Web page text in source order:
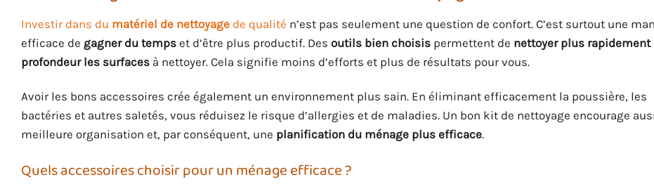
Investir dans du matériel de nettoyage de qualité n’est pas seulement une question de confort. C’est surtout une
efficace de gagner du temps et d’être plus productif. Des outils bien choisis permettent de nettoyer plus rapidement
profondeur les surfaces à nettoyer. Cela signifie moins d’efforts et plus de résultats pour vous.
Avoir les bons accessoires crée également un environnement plus sain. En éliminant efficacement la poussière, les
bactéries et autres saletés, vous réduisez le risque d’allergies et de maladies. Un bon kit de nettoyage encourage
meilleure organisation et, par conséquent, une planification du ménage plus efficace.
Quels accessoires choisir pour un ménage efficace ?